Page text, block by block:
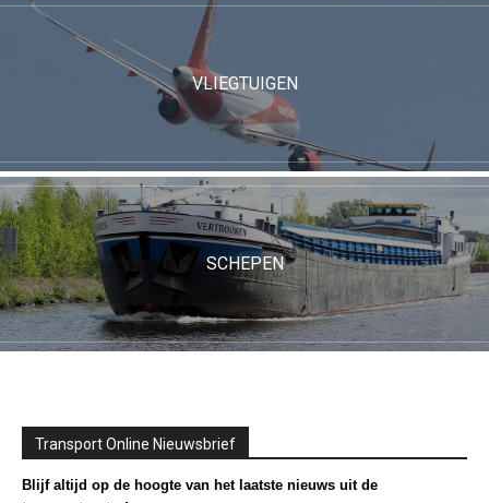
VLIEGTUIGEN
SCHEPEN
Transport Online Nieuwsbrief
Blijf altijd op de hoogte van het laatste nieuws uit de